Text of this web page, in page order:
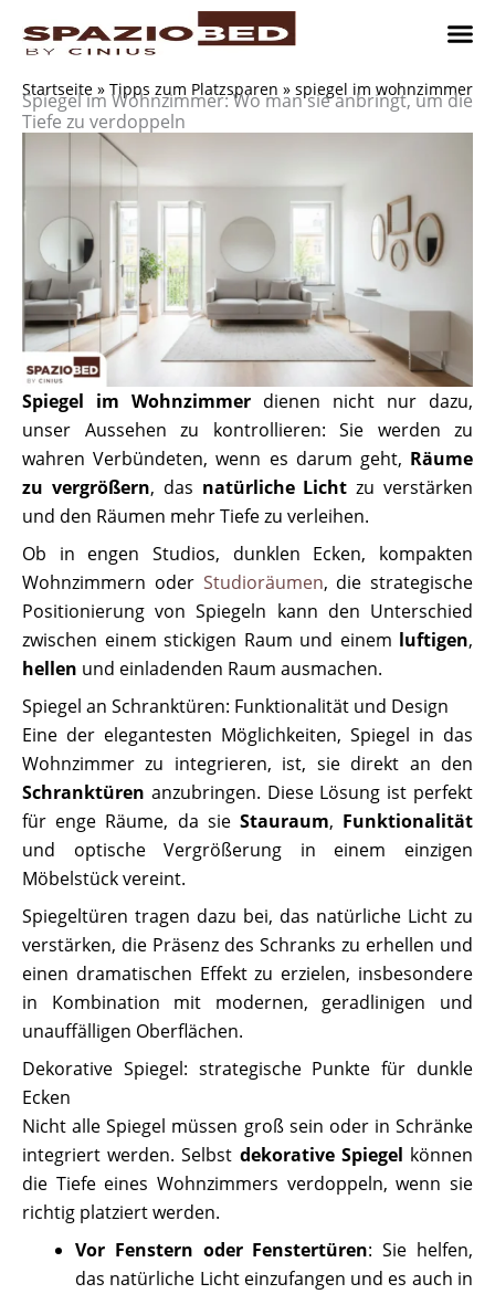
Inhalt
Startseite » Tipps zum Platzsparen » spiegel im wohnzimmer
Spiegel im Wohnzimmer: Wo man sie anbringt, um die
Tiefe zu verdoppeln
Spiegel im Wohnzimmer dienen nicht nur dazu,
unser Aussehen zu kontrollieren: Sie werden zu
wahren Verbündeten, wenn es darum geht, Räume
zu vergrößern, das natürliche Licht zu verstärken
und den Räumen mehr Tiefe zu verleihen.
Ob in engen Studios, dunklen Ecken, kompakten
Wohnzimmern oder Studioräumen, die strategische
Positionierung von Spiegeln kann den Unterschied
zwischen einem stickigen Raum und einem luftigen,
hellen und einladenden Raum ausmachen.
Spiegel an Schranktüren: Funktionalität und Design
Eine der elegantesten Möglichkeiten, Spiegel in das
Wohnzimmer zu integrieren, ist, sie direkt an den
Schranktüren anzubringen. Diese Lösung ist perfekt
für enge Räume, da sie Stauraum, Funktionalität
und optische Vergrößerung in einem einzigen
Möbelstück vereint.
Spiegeltüren tragen dazu bei, das natürliche Licht zu
verstärken, die Präsenz des Schranks zu erhellen und
einen dramatischen Effekt zu erzielen, insbesondere
in Kombination mit modernen, geradlinigen und
unauffälligen Oberflächen.
Dekorative Spiegel: strategische Punkte für dunkle
Ecken
Nicht alle Spiegel müssen groß sein oder in Schränke
integriert werden. Selbst dekorative Spiegel können
die Tiefe eines Wohnzimmers verdoppeln, wenn sie
richtig platziert werden.
Vor Fenstern oder Fenstertüren: Sie helfen,
das natürliche Licht einzufangen und es auch in